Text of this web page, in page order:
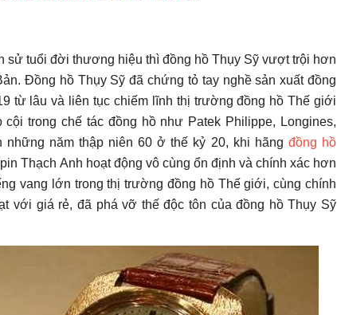
sử tuổi đời thương hiệu thì đồng hồ Thụy Sỹ vượt trội hơn
Đồng hồ Thụy Sỹ đã chứng tỏ tay nghề sản xuất đồng
từ lâu và liên tục chiếm lĩnh thị trường đồng hồ Thế giới
trong chế tác đồng hồ như Patek Philippe, Longines,
năm thập niên 60 ở thế kỷ 20, khi hãng đồng hồ
Thạch Anh hoạt động vô cùng ổn định và chính xác hơn
vang lớn trong thị trường đồng hồ Thế giới, cùng chính
với giá rẻ, đã phá vỡ thế độc tôn của đồng hồ Thụy Sỹ